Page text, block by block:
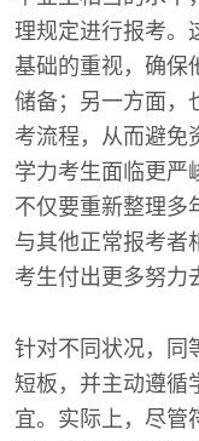
理规定进行报考。
基础的重视，确保
储备；另一方面，
考流程，从而避免
学力考生面临更严
不仅要重新整理多
与其他正常报考者
考生付出更多努力
针对不同状况，同
短板，并主动遵循
宜。实际上，尽管